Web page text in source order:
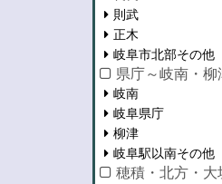
則武
正木
岐阜市北部その他
県庁～岐南・
岐南
岐阜県庁
柳津
岐阜駅以南その他
穂積・北方・大